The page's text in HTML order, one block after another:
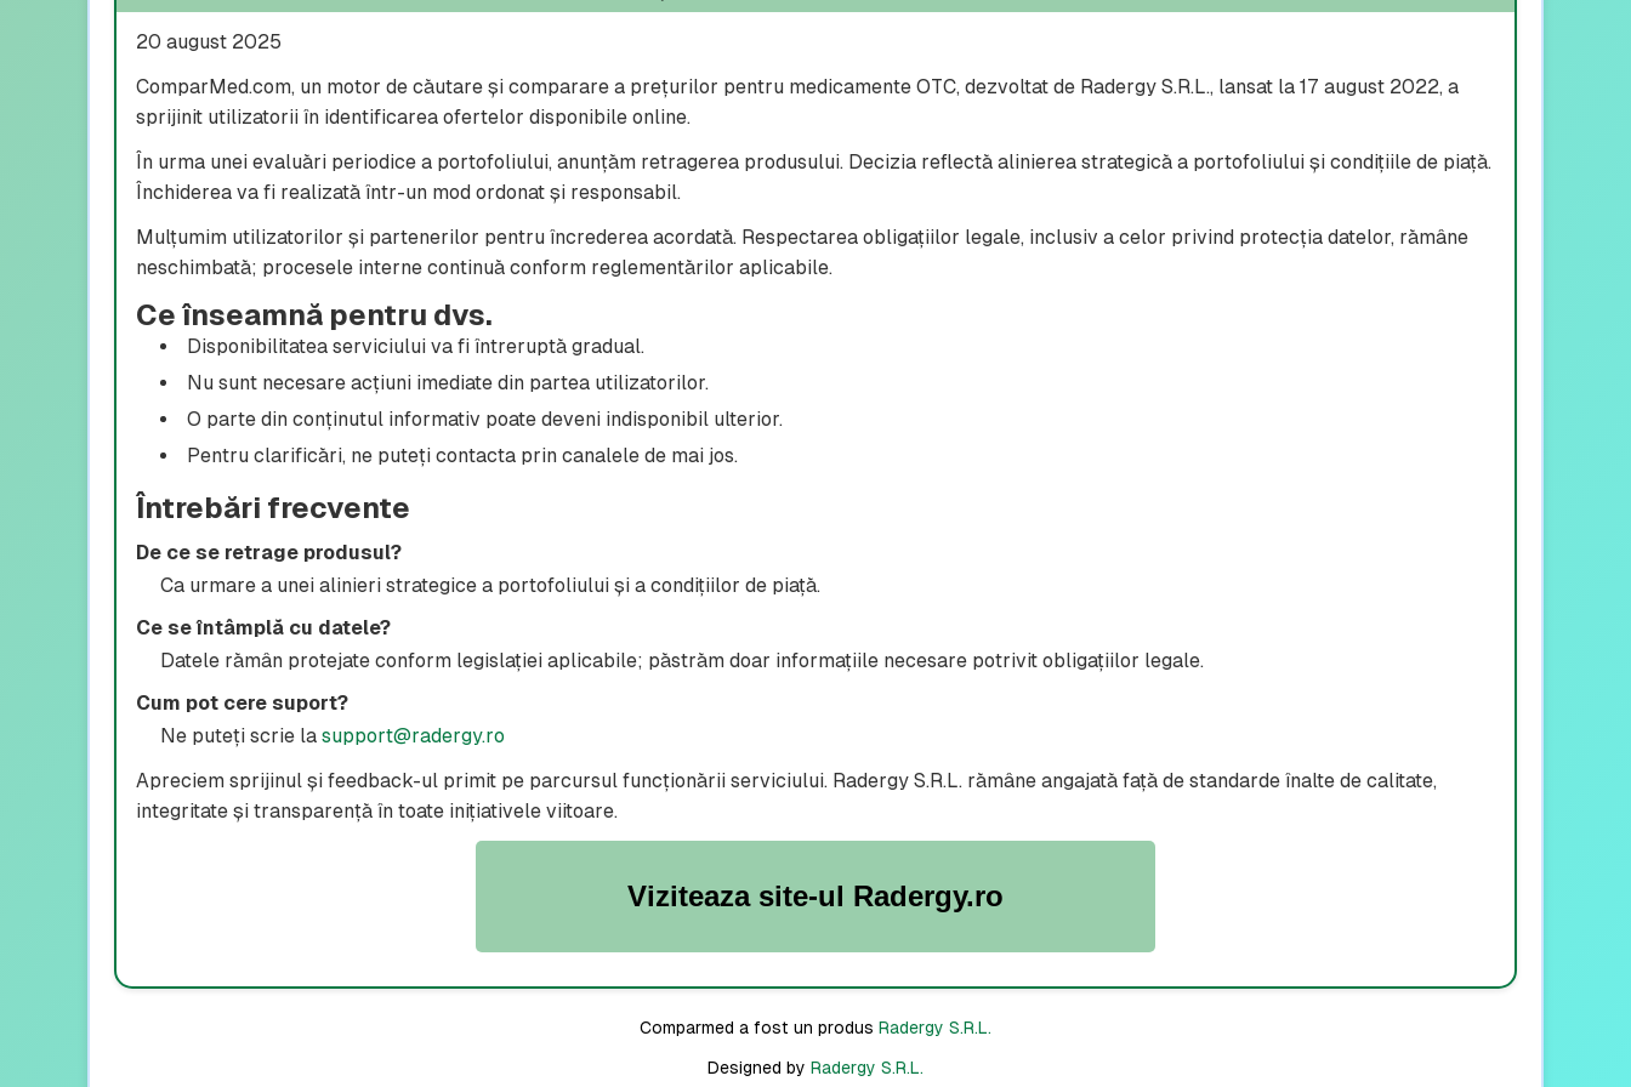
20 august 2025
ComparMed.com, un motor de căutare și comparare a prețurilor pentru medicamente OTC, dezvoltat de Radergy S.R.L., lansat la 17 august 2022, a
sprijinit utilizatorii în identificarea ofertelor disponibile online.
În urma unei evaluări periodice a portofoliului, anunțăm retragerea produsului. Decizia reflectă alinierea strategică a portofoliului și condițiile de piață.
Închiderea va fi realizată într-un mod ordonat și responsabil.
Mulțumim utilizatorilor și partenerilor pentru încrederea acordată. Respectarea obligațiilor legale, inclusiv a celor privind protecția datelor, rămâne
neschimbată; procesele interne continuă conform reglementărilor aplicabile.
Ce înseamnă pentru dvs.
Disponibilitatea serviciului va fi întreruptă gradual.
Nu sunt necesare acțiuni imediate din partea utilizatorilor.
O parte din conținutul informativ poate deveni indisponibil ulterior.
Pentru clarificări, ne puteți contacta prin canalele de mai jos.
Întrebări frecvente
De ce se retrage produsul?
Ca urmare a unei alinieri strategice a portofoliului și a condițiilor de piață.
Ce se întâmplă cu datele?
Datele rămân protejate conform legislației aplicabile; păstrăm doar informațiile necesare potrivit obligațiilor legale.
Cum pot cere suport?
Ne puteți scrie la support@radergy.ro
Apreciem sprijinul și feedback-ul primit pe parcursul funcționării serviciului. Radergy S.R.L. rămâne angajată față de standarde înalte de calitate,
integritate și transparență în toate inițiativele viitoare.
Viziteaza site-ul Radergy.ro
Comparmed a fost un produs Radergy S.R.L.
Designed by Radergy S.R.L.